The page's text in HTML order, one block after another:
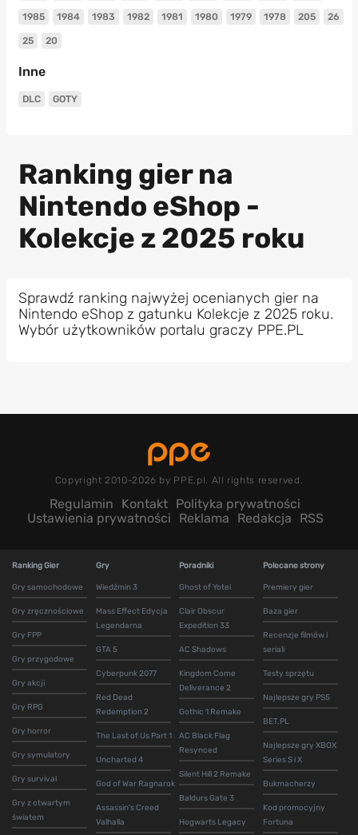
1985 1984 1983 1982 1981 1980 1979 1978 205 26
25 20
Inne
DLC GOTY
Ranking gier na
Nintendo eShop -
Kolekcje z 2025 roku
Sprawdź ranking najwyżej ocenianych gier na
Nintendo eShop z gatunku Kolekcje z 2025 roku.
Wybór użytkowników portalu graczy PPE.PL
Copyright 2010-2026 by PPE.pl. All rights reserved.
Regulamin Kontakt Polityka prywatności
Ustawienia prywatności
Reklama Redakcja RSS
Ranking Gier
Gry samochodowe
Gry zręcznościowe
Gry FPP
Gry przygodowe
Gry akcji
Gry RPG
Gry horror
Gry symulatory
Gry survival
Gry z otwartym
światem
Gry
Wiedźmin 3
Mass Effect Edycja
Legendarna
GTA 5
Cyberpunk 2077
Red Dead
Redemption 2
The Last of Us Part 1
Uncharted 4
God of War Ragnarok
Assassin's Creed
Valhalla
Poradniki
Ghost of Yotei
Clair Obscur
Expedition 33
AC Shadows
Kingdom Come
Deliverance 2
Gothic 1 Remake
AC Black Flag
Resynced
Silent Hill 2 Remake
Baldurs Gate 3
Hogwarts Legacy
Polecane strony
Premiery gier
Baza gier
Recenzje filmów i
seriali
Testy sprzętu
Najlepsze gry PS5
BET.PL
Najlepsze gry XBOX
Series S i X
Bukmacherzy
Kod promocyjny
Fortuna